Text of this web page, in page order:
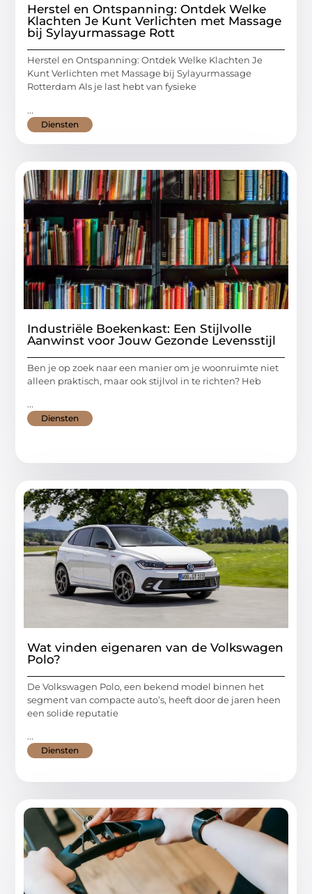
Herstel en Ontspanning: Ontdek Welke
Klachten Je Kunt Verlichten met Massage
bij Sylayurmassage Rott
Herstel en Ontspanning: Ontdek Welke Klachten Je
Kunt Verlichten met Massage bij Sylayurmassage
Rotterdam Als je last hebt van fysieke
...
Diensten
Industriële Boekenkast: Een Stijlvolle
Aanwinst voor Jouw Gezonde Levensstijl
Ben je op zoek naar een manier om je woonruimte niet
alleen praktisch, maar ook stijlvol in te richten? Heb
...
Diensten
Wat vinden eigenaren van de Volkswagen
Polo?
De Volkswagen Polo, een bekend model binnen het
segment van compacte auto’s, heeft door de jaren heen
een solide reputatie
...
Diensten